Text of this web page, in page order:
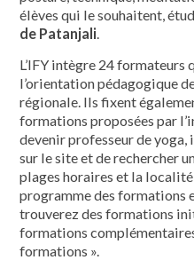
élèves qui le souhaitent,
de Patanjali.
L’IFY intègre 24 formateurs
l’orientation pédagogique
régionale. Ils fixent
formations proposées par
devenir professeur de
sur le site et de rechercher
plages horaires et la
programme des formations
trouverez des formations
formations
formations ».